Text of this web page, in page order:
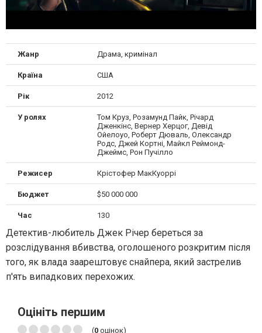
Жанр Драма, кримінал
Країна США
Рік 2012
У ролях
Том Круз, Розамунд Пайк, Річард
Дженкінс, Вернер Херцог, Девід
Ойелоуо, Роберт Дюваль, Олександр
Родс, Джей Кортні, Майкл Реймонд-
Джеймс, Рон Пучілло
Режисер Крістофер МакКуоррі
Бюджет $50 000 000
Час 130
Детектив-любитель Джек Річер береться за
розслідування вбивства, оголошеного розкритим після
того, як влада заарештовує снайпера, який застрелив
п'ять випадкових перехожих.
Оцініть першим
(0 оцінок)